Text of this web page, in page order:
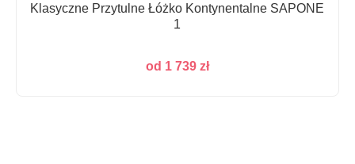
Klasyczne Przytulne Łóżko Kontynentalne SAPONE
1
od 1 739 zł